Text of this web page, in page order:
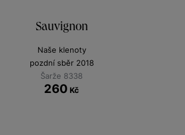
Sauvignon
Naše klenoty
pozdní sběr 2018
Šarže 8338
260 Kč